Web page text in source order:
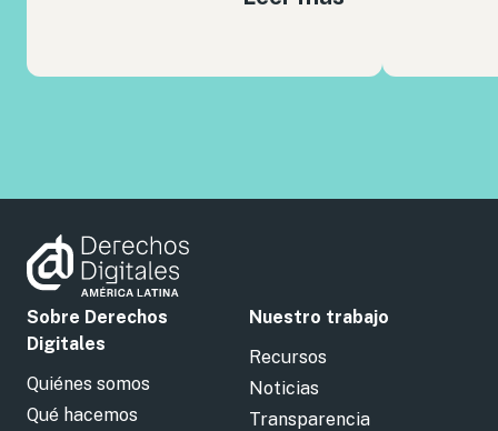
Sobre Derechos
Digitales
Quiénes somos
Qué hacemos
Nuestro trabajo
Recursos
Noticias
Transparencia